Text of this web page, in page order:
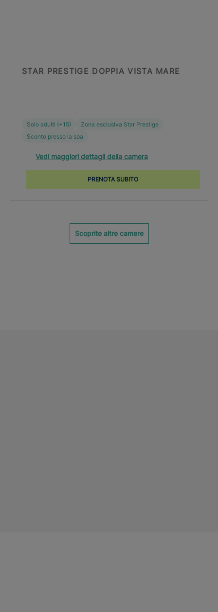
STAR PRESTIGE DOPPIA VISTA MARE
Solo adulti (+15)
Zona esclusiva Star Prestige
Sconto presso la spa
Vedi maggiori dettagli della camera
PRENOTA SUBITO
Scoprite altre camere